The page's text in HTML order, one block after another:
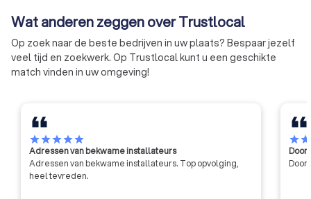
verlenen van technische
voorlichting, bijstand en advies
aan zijn leden, en het bijdragen
tot de algemene innovatie en
ontwikkeling in de bouwsector,
van de industrie en de overheid.
Wat anderen zeggen over Trustlocal
Op zoek naar de beste bedrijven in uw plaats? Bespaar jezelf
veel tijd en zoekwerk. Op Trustlocal kunt u een geschikte
match vinden in uw omgeving!
starstarstarstarstar
Adressen van bekwame installateurs
Adressen van bekwame installateurs. Top opvolging,
heel tevreden.
starstar
Door
Door